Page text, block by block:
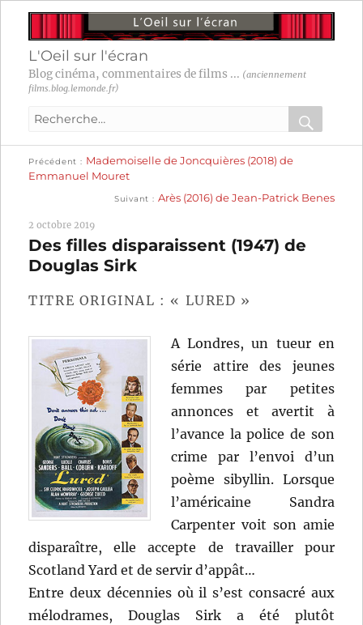
L'Oeil sur l'écran
Blog cinéma, commentaires de films ... (anciennement
films.blog.lemonde.fr)
Recherche
:
OK
Navigation
l’article
Précédent
précédente :
Mademoiselle de Joncquières (2018) de
Emmanuel Mouret
Suivant
suivante :
Arès (2016) de Jean-Patrick Benes
2 octobre 2019
Des filles disparaissent (1947) de
Douglas Sirk
TITRE ORIGINAL : « LURED »
A Londres, un tueur en
série attire des jeunes
femmes par petites
annonces et avertit à
l’avance la police de son
crime par l’envoi d’un
poème sibyllin. Lorsque
l’américaine Sandra
Carpenter voit son amie
disparaître, elle accepte de travailler pour
Scotland Yard et de servir d’appât…
Entre deux décennies où il s’est consacré aux
mélodrames, Douglas Sirk a été plutôt